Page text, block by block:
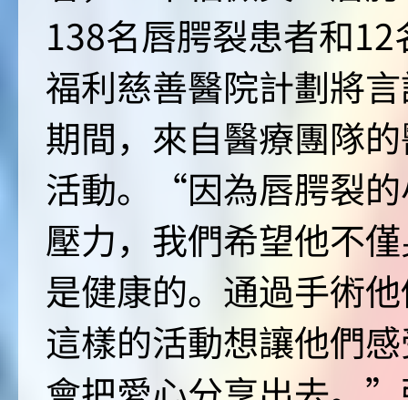
138名唇腭裂患者和
福利慈善醫院計劃將
期間，來自醫療團隊
活動。“因為唇腭裂
壓力，我們希望他不
是健康的。通過手術
這樣的活動想讓他們